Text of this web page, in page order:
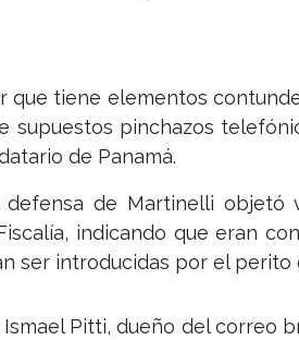
que tiene elementos
supuestos pinchazos
de Panamá.
de Martinelli objetó
indicando que eran
ser introducidas por el perito
Pitti, dueño del correo